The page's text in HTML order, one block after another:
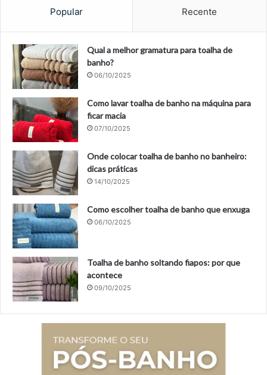
Popular Recente
Qual a melhor gramatura para toalha de
banho?
06/10/2025
Como lavar toalha de banho na máquina para
ficar macia
07/10/2025
Onde colocar toalha de banho no banheiro:
dicas práticas
14/10/2025
Como escolher toalha de banho que enxuga
06/10/2025
Toalha de banho soltando fiapos: por que
acontece
09/10/2025